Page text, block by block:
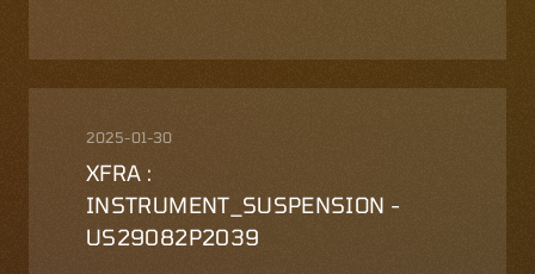
2025-01-30
XFRA :
INSTRUMENT_SUSPENSION -
US29082P2039